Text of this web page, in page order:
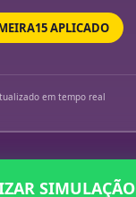
APLICADO
em tempo real
SIMULAÇÃO